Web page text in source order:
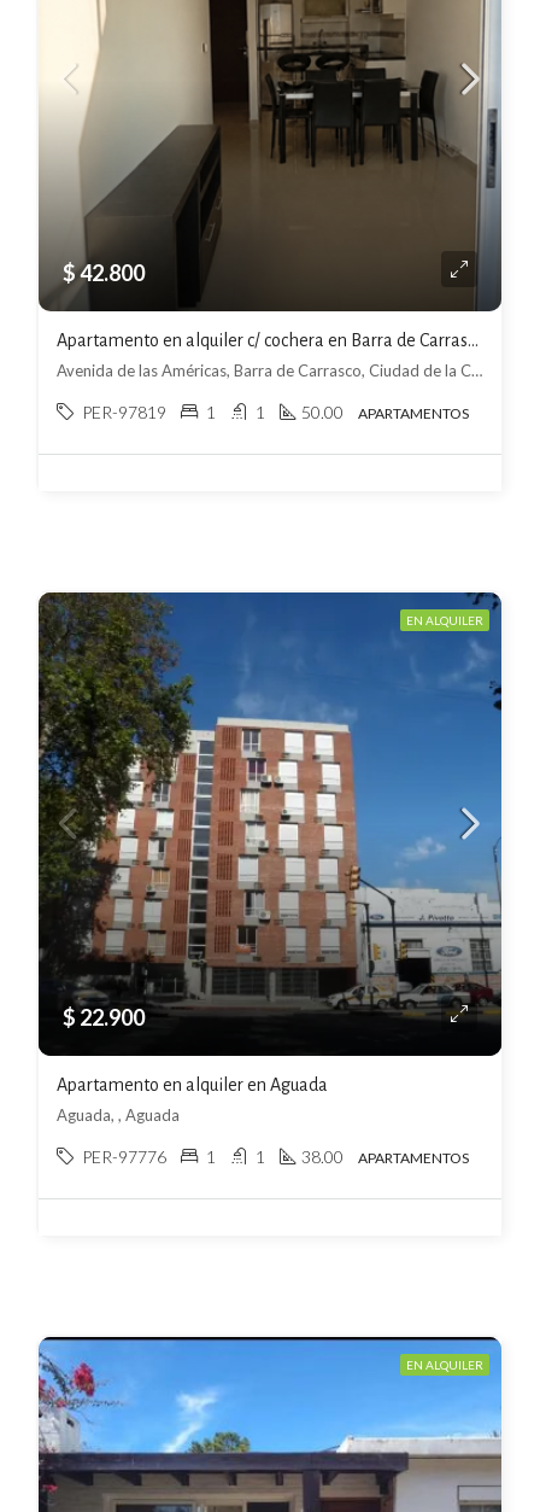
$ 42.800
Apartamento en alquiler c/ cochera en Barra de Carrasco
Avenida de las Américas, Barra de Carrasco, Ciudad de la Costa
PER-97819 1 1 50.00 APARTAMENTOS
EN ALQUILER
$ 22.900
Apartamento en alquiler en Aguada
Aguada, , Aguada
PER-97776 1 1 38.00 APARTAMENTOS
EN ALQUILER